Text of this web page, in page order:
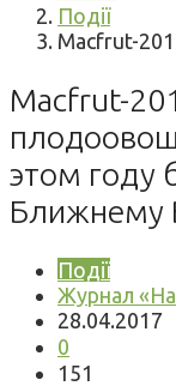
Події
Macfrut-
Macfrut-
этом году
Ближнему
Події
Журнал
28.04.2017
0
151